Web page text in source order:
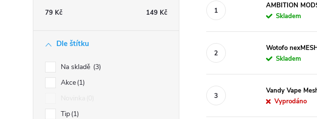
79 Kč 149 Kč
Dle štítku
Na skladě 3
Akce 1
Tip 1
AMBITION
Skladem
Wotofo
Skladem
Vandy Vape
Vyprodáno